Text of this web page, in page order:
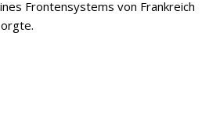
Frontensystems von Frankreich